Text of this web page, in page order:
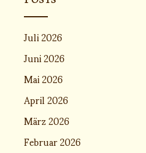
Juli 2026
Juni 2026
Mai 2026
April 2026
März 2026
Februar 2026